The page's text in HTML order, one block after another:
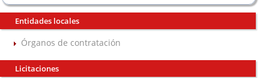
Entidades locales
Órganos de contratación
Licitaciones